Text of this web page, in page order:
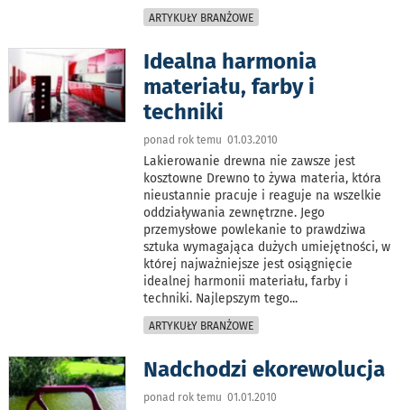
ARTYKUŁY BRANŻOWE
Idealna harmonia
materiału, farby i
techniki
ponad rok temu 01.03.2010
Lakierowanie drewna nie zawsze jest
kosztowne Drewno to żywa materia, która
nieustannie pracuje i reaguje na wszelkie
oddziaływania zewnętrzne. Jego
przemysłowe powlekanie to prawdziwa
sztuka wymagająca dużych umiejętności, w
której najważniejsze jest osiągnięcie
idealnej harmonii materiału, farby i
techniki. Najlepszym tego...
ARTYKUŁY BRANŻOWE
Nadchodzi ekorewolucja
ponad rok temu 01.01.2010